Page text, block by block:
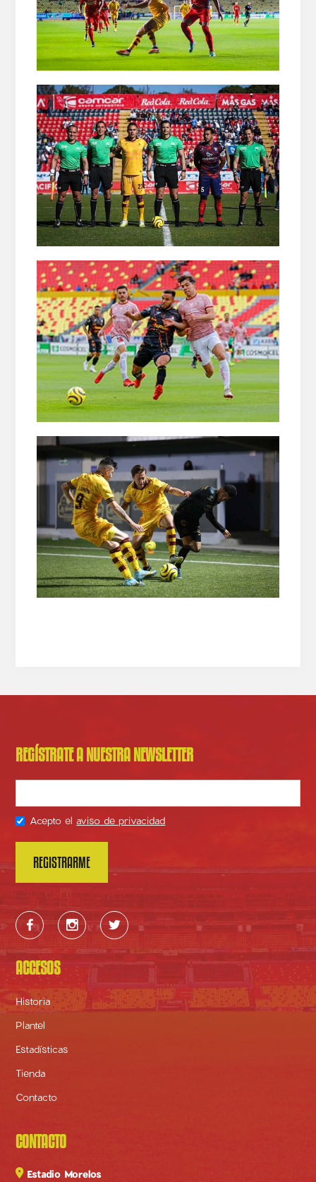
REGÍSTRATE A NUESTRA NEWSLETTER
Acepto el aviso de privacidad
  
ACCESOS
Historia
Plantel
Estadísticas
Tienda
Contacto
CONTACTO
 Estadio Morelos